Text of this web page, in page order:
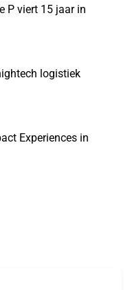
P viert 15 jaar in
logistiek
Experiences in